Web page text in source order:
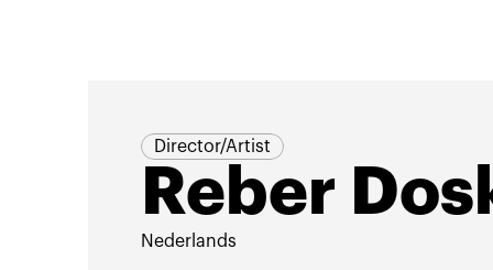
Director/Artist
Reber
Nederlands